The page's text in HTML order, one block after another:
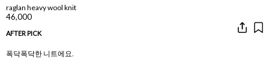
raglan heavy wool knit
46,000
AFTER PICK
폭닥폭닥한 니트에요.